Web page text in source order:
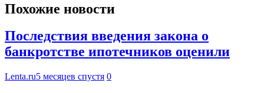
Похожие новости
Последствия введения закона о
банкротстве ипотечников оценили
Lenta.ru5 месяцев спустя 0